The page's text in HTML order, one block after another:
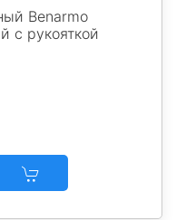
Benarmo
с рукояткой